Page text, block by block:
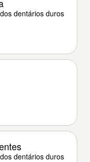
dentários duros
dentários duros